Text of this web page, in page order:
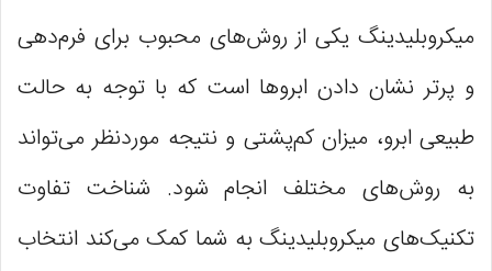
میکروبلیدینگ یکی از روش‌های محبوب برای فرم‌دهی
و پرتر نشان دادن ابروها است که با توجه به حالت
طبیعی ابرو، میزان کم‌پشتی و نتیجه موردنظر می‌تواند
به روش‌های مختلف انجام شود. شناخت تفاوت
تکنیک‌های میکروبلیدینگ به شما کمک می‌کند انتخاب